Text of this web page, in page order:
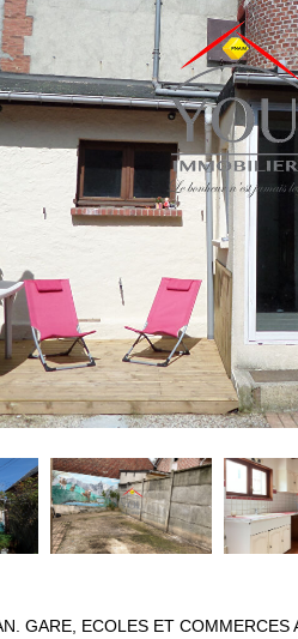
GARE, ECOLES ET COMMERCES